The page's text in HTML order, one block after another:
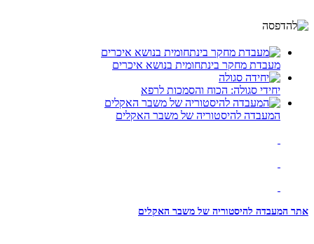
מעבדת מחקר בינתחומית בנושא איכרים
יחידי סגולה: הכוח והסמכות לרפא
המעבדה להיסטוריה של משבר האקלים
אתר המעבדה להיסטוריה של משבר האקלים